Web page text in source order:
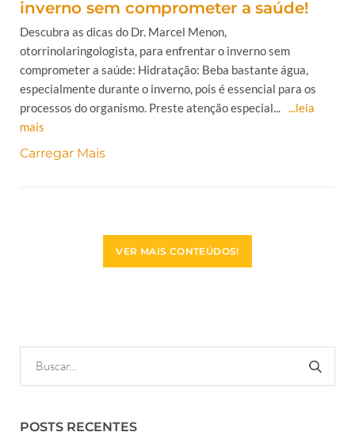
inverno sem comprometer a saúde!
Descubra as dicas do Dr. Marcel Menon,
otorrinolaringologista, para enfrentar o inverno sem
comprometer a saúde: Hidratação: Beba bastante água,
especialmente durante o inverno, pois é essencial para os
processos do organismo. Preste atenção especial... ...leia
mais
Carregar Mais
VER MAIS CONTEÚDOS!
POSTS RECENTES